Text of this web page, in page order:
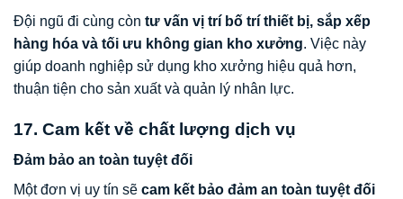
Đội ngũ đi cùng còn tư vấn vị trí bố trí thiết bị, sắp xếp
hàng hóa và tối ưu không gian kho xưởng. Việc này
giúp doanh nghiệp sử dụng kho xưởng hiệu quả hơn,
thuận tiện cho sản xuất và quản lý nhân lực.
17. Cam kết về chất lượng dịch vụ
Đảm bảo an toàn tuyệt đối
Một đơn vị uy tín sẽ cam kết bảo đảm an toàn tuyệt đối